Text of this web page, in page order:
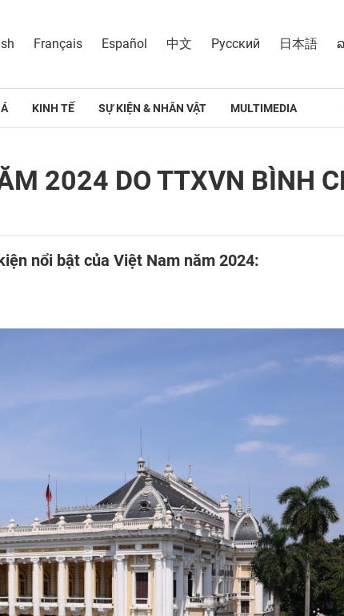
Français Español 中文 Русский 日本語
KINH TẾ SỰ KIỆN & NHÂN VẬT MULTIMEDIA
2024 DO TTXVN BÌNH
nổi bật của Việt Nam năm 2024: